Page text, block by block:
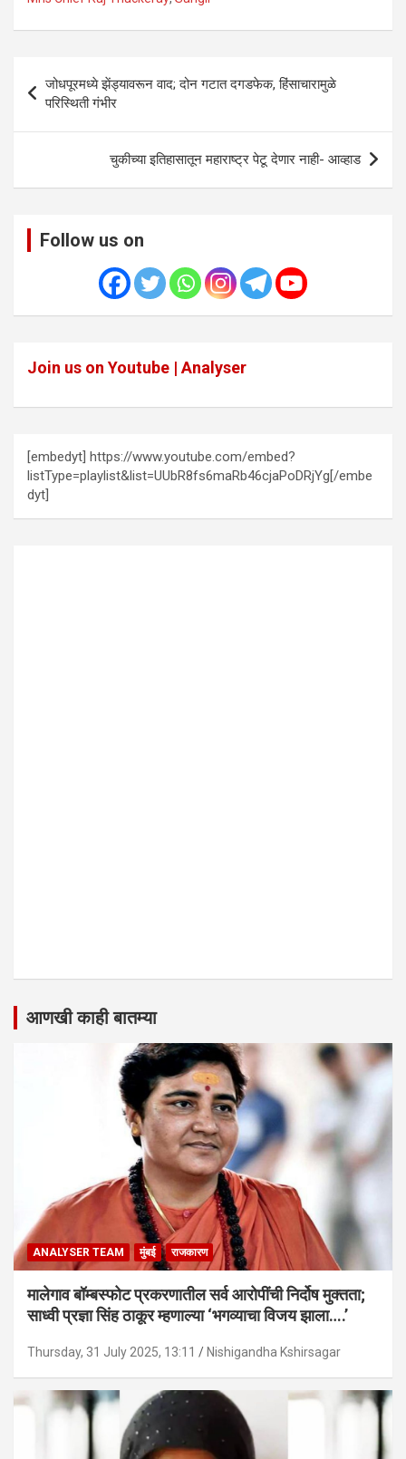
Post
navigation
जोधपूरमध्ये झेंड्यावरून वाद; दोन गटात दगडफेक, हिंसाचारामुळे
परिस्थिती गंभीर
चुकीच्या इतिहासातून महाराष्ट्र पेटू देणार नाही- आव्हाड
Follow us on
Join us on Youtube | Analyser
[embedyt] https://www.youtube.com/embed?
listType=playlist&list=UUbR8fs6maRb46cjaPoDRjYg[/embe
dyt]
आणखी काही बातम्या
ANALYSER TEAM मुंबई राजकारण
मालेगाव बॉम्बस्फोट प्रकरणातील सर्व आरोपींची निर्दोष मुक्तता;
साध्वी प्रज्ञा सिंह ठाकूर म्हणाल्या ‘भगव्याचा विजय झाला….’
Thursday, 31 July 2025, 13:11 Nishigandha Kshirsagar